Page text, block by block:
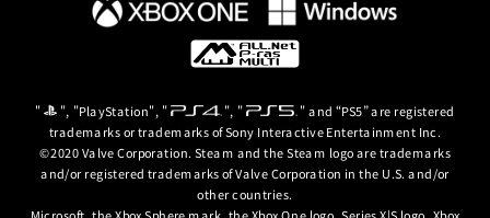
" ", "PlayStation", " ", " " and “PS5” are registered
trademarks or trademarks of Sony Interactive Entertainment Inc.
©2020 Valve Corporation. Steam and the Steam logo are trademarks
and/or registered trademarks of Valve Corporation in the U.S. and/or
other countries.